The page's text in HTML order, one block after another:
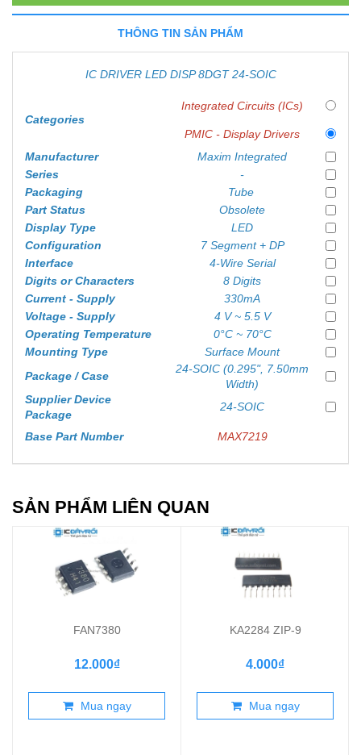
THÔNG TIN SẢN PHẨM
IC DRIVER LED DISP 8DGT 24-SOIC
Categories
Integrated Circuits (ICs)
PMIC - Display Drivers
Manufacturer
Maxim Integrated
Series
-
Packaging
Tube
Part Status
Obsolete
Display Type
LED
Configuration
7 Segment + DP
Interface
4-Wire Serial
Digits or Characters
8 Digits
Current - Supply
330mA
Voltage - Supply
4 V ~ 5.5 V
Operating Temperature
0°C ~ 70°C
Mounting Type
Surface Mount
Package / Case
24-SOIC (0.295", 7.50mm
Width)
Supplier Device
Package
24-SOIC
Base Part Number MAX7219
SẢN PHẨM LIÊN QUAN
FAN7380
12.000₫
Mua ngay
KA2284 ZIP-9
4.000₫
Mua ngay